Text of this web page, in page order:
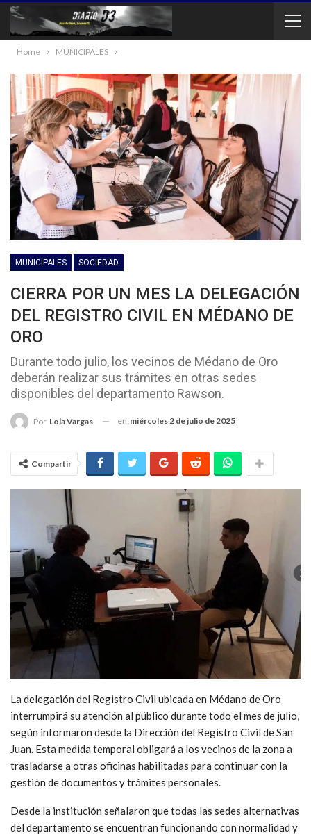
Home MUNICIPALES
MUNICIPALES SOCIEDAD
CIERRA POR UN MES LA DELEGACIÓN
DEL REGISTRO CIVIL EN MÉDANO DE
ORO
Durante todo julio, los vecinos de Médano de Oro
deberán realizar sus trámites en otras sedes
disponibles del departamento Rawson.
Por Lola Vargas en miércoles 2 de julio de 2025
Compartir
La delegación del Registro Civil ubicada en Médano de Oro
interrumpirá su atención al público durante todo el mes de julio,
según informaron desde la Dirección del Registro Civil de San
Juan. Esta medida temporal obligará a los vecinos de la zona a
trasladarse a otras oficinas habilitadas para continuar con la
gestión de documentos y trámites personales.
Desde la institución señalaron que todas las sedes alternativas
del departamento se encuentran funcionando con normalidad y